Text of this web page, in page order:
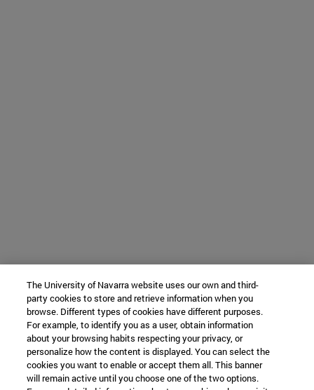
The University of Navarra website uses our own and third-
party cookies to store and retrieve information when you
browse. Different types of cookies have different purposes.
For example, to identify you as a user, obtain information
about your browsing habits respecting your privacy, or
personalize how the content is displayed. You can select the
cookies you want to enable or accept them all. This banner
will remain active until you choose one of the two options.